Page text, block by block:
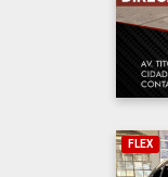
FLEX